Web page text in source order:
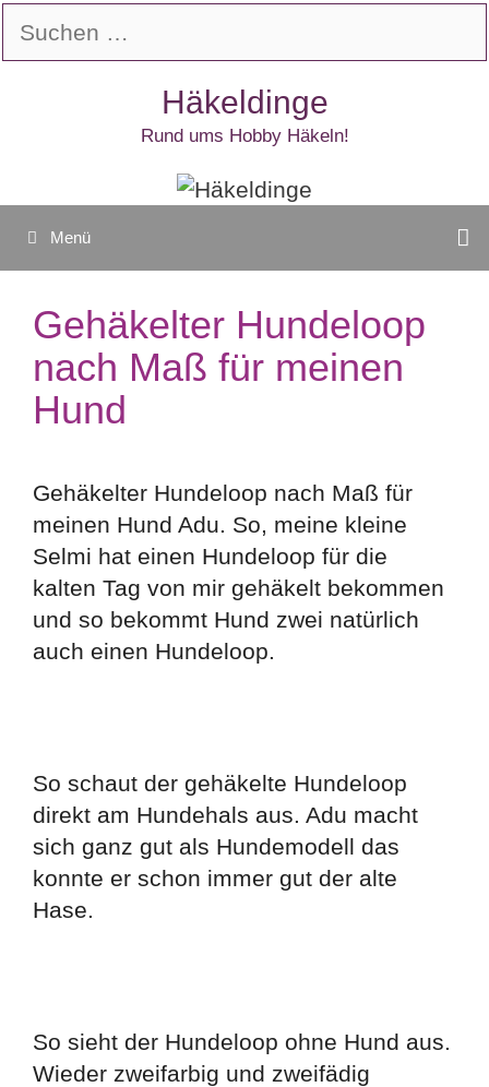
Inhalt
Suchen
Häkeldinge
Rund ums Hobby Häkeln!
Menü
Gehäkelter Hundeloop
nach Maß für meinen
Hund
Gehäkelter Hundeloop nach Maß für
meinen Hund Adu. So, meine kleine
Selmi hat einen Hundeloop für die
kalten Tag von mir gehäkelt bekommen
und so bekommt Hund zwei natürlich
auch einen Hundeloop.
So schaut der gehäkelte Hundeloop
direkt am Hundehals aus. Adu macht
sich ganz gut als Hundemodell das
konnte er schon immer gut der alte
Hase.
So sieht der Hundeloop ohne Hund aus.
Wieder zweifarbig und zweifädig